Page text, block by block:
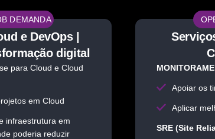
DEMANDA
e DevOps |
digital
para Cloud e Cloud
em Cloud
infraestrutura em
poderia reduzir
Apoiar os
Aplicar
SRE (Site